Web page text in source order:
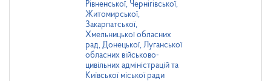
Рівненської, Чернігівської,
Житомирської,
Закарпатської,
Хмельницької обласних
рад, Донецької, Луганської
обласних військово-
цивільних адміністрацій та
Київської міської ради